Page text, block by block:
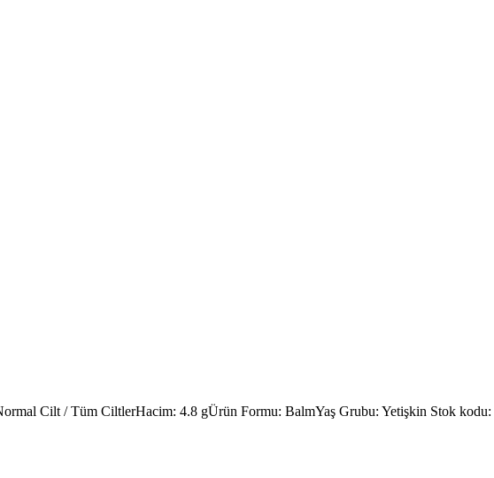
Cilt / Tüm CiltlerHacim: 4.8 gÜrün Formu: BalmYaş Grubu: Yetişkin Stok kodu: